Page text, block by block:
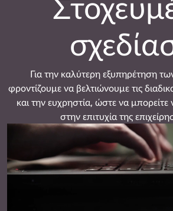
Για την καλύτερη εξυπηρέτηση
φροντίζουμε να βελτιώνουμε τις
και την ευχρηστία, ώστε να μπορείτε
στην επιτυχία της